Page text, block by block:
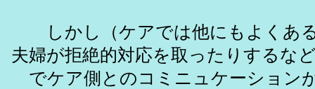
しかし（ケアでは他にもよくあ
夫婦が拒絶的対応を取ったりするな
でケア側とのコミニュケーション